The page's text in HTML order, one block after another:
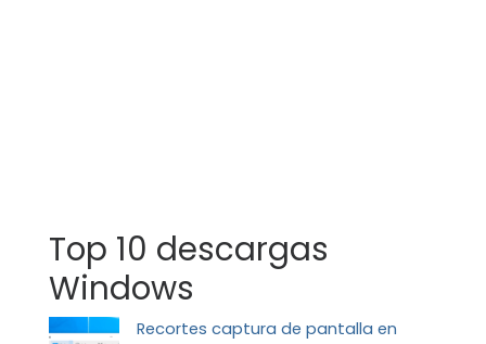
Top 10 descargas
Windows
Recortes captura de pantalla en